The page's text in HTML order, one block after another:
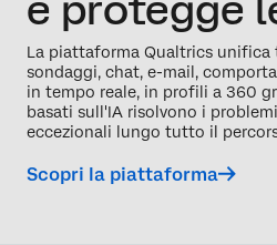
La piattaforma Qualtrics
sondaggi, chat, e-mail,
in tempo reale, in profili a 360
basati sull'IA risolvono i
eccezionali lungo tutto il
Scopri la piattaforma